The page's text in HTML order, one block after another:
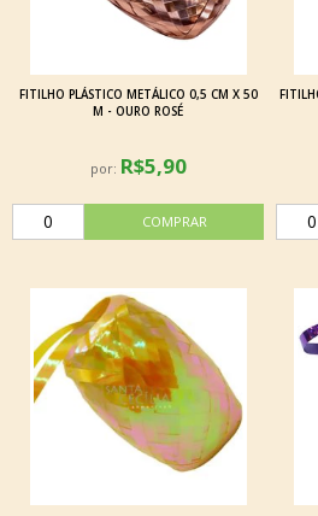
FITILHO PLÁSTICO METÁLICO 0,5 CM X 50
M - OURO ROSÉ
por: R$5,90